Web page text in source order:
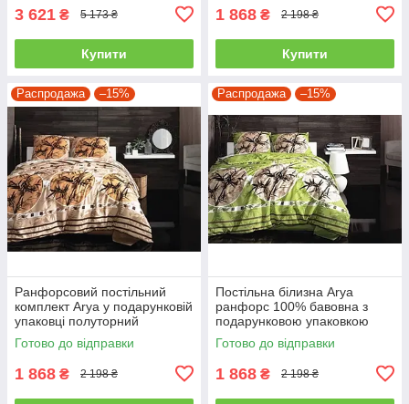
3 621 ₴ 5 173 ₴
Купити
1 868 ₴ 2 198 ₴
Купити
Распродажа –15%
Ранфорсовий постільний
комплект Arya у подарунковій
упаковці полуторний
Готово до відправки
1 868 ₴ 2 198 ₴
Распродажа –15%
Постільна білизна Arya
ранфорс 100% бавовна з
подарунковою упаковкою
полуторний
Готово до відправки
1 868 ₴ 2 198 ₴